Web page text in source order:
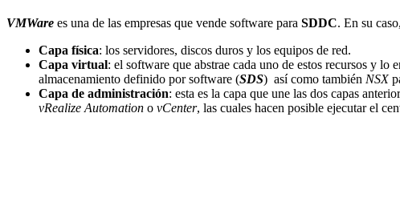
VMWare es una de las empresas que vende software para SDDC. En su
Capa física: los servidores, discos duros y los equipos de red.
Capa virtual: el software que abstrae cada uno de estos recursos y lo
almacenamiento definido por software (SDS) así como también NSX
Capa de administración: esta es la capa que une las dos capas
vRealize Automation o vCenter, las cuales hacen posible ejecutar el